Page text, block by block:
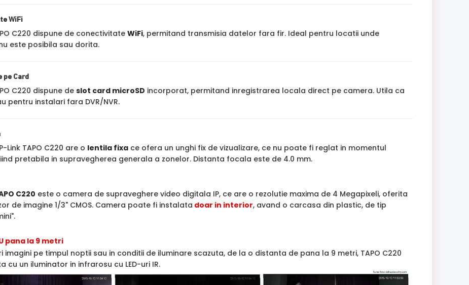
WiFi
C220 dispune de conectivitate WiFi, permitand transmisia datelor fara fir. Ideal pentru locatii unde
este posibila sau dorita.
pe Card
C220 dispune de slot card microSD incorporat, permitand inregistrarea locala direct pe camera. Utila ca
pentru instalari fara DVR/NVR.
Link TAPO C220 are o lentila fixa ce ofera un unghi fix de vizualizare, ce nu poate fi reglat in momentul
pretabila in supravegherea generala a zonelor. Distanta focala este de 4.0 mm.
C220 este o camera de supraveghere video digitala IP, ce are o rezolutie maxima de 4 Megapixeli, oferita
de imagine 1/3" CMOS. Camera poate fi instalata doar in interior, avand o carcasa din plastic, de tip
pana la 9 metri
imagini pe timpul noptii sau in conditii de iluminare scazuta, de la o distanta de pana la 9 metri, TAPO C220
cu un iluminator in infrarosu cu LED-uri IR.